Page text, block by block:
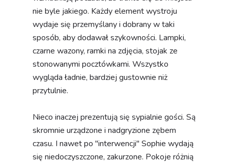
nie byle jakiego. Każdy element wystroju
wydaje się przemyślany i dobrany w taki
sposób, aby dodawał szykowności. Lampki,
czarne wazony, ramki na zdjęcia, stojak ze
stonowanymi pocztówkami. Wszystko
wygląda ładnie, bardziej gustownie niż
przytulnie.
Nieco inaczej prezentują się sypialnie gości. Są
skromnie urządzone i nadgryzione zębem
czasu. I nawet po "interwencji" Sophie wydają
się niedoczyszczone, zakurzone. Pokoje różnią